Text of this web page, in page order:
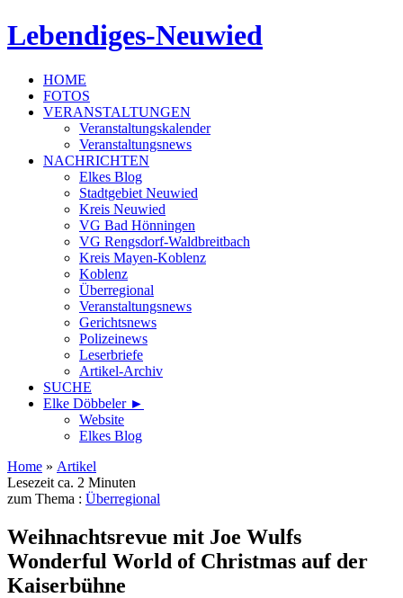
Lebendiges-Neuwied
HOME
FOTOS
VERANSTALTUNGEN
Veranstaltungskalender
Veranstaltungsnews
NACHRICHTEN
Elkes Blog
Stadtgebiet Neuwied
Kreis Neuwied
VG Bad Hönningen
VG Rengsdorf-Waldbreitbach
Kreis Mayen-Koblenz
Koblenz
Überregional
Veranstaltungsnews
Gerichtsnews
Polizeinews
Leserbriefe
Artikel-Archiv
SUCHE
Elke Döbbeler ►
Website
Elkes Blog
Home » Artikel
Lesezeit ca. 2 Minuten
zum Thema : Überregional
Weihnachtsrevue mit Joe Wulfs
Wonderful World of Christmas auf der
Kaiserbühne